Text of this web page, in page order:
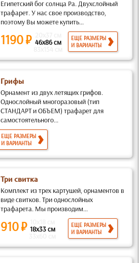
Египетский бог солнца Ра. Двухслойный
трафарет. У нас свое производство,
поэтому Вы можете купить...
1190 ₽ 46x86 см
ЕЩЕ РАЗМЕРЫ
И ВАРИАНТЫ
Грифы
Орнамент из двух летящих грифов.
Однослойный многоразовый (тип
СТАНДАРТ и ОБЪЕМ) трафарет для
самостоятельного...
ЕЩЕ РАЗМЕРЫ
И ВАРИАНТЫ
Три свитка
Комплект из трех картушей, орнаментов в
виде свитков. Три однослойных
трафарета. Мы производим...
910 ₽ 18x33 см
ЕЩЕ РАЗМЕРЫ
И ВАРИАНТЫ